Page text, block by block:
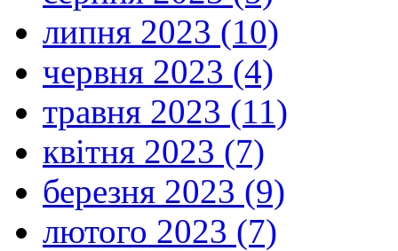
липня 2023 (10)
червня 2023 (4)
травня 2023 (11)
квітня 2023 (7)
березня 2023 (9)
лютого 2023 (7)